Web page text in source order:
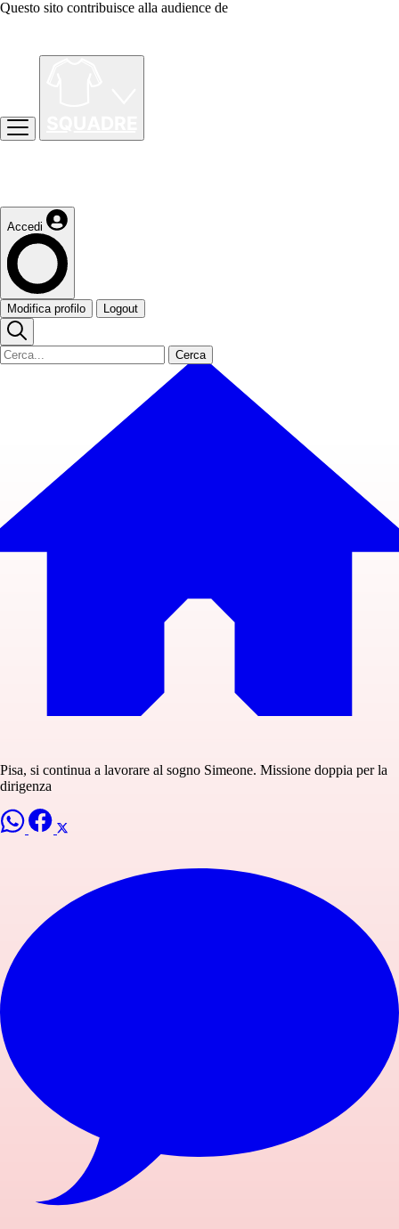
Questo sito contribuisce alla audience de
Accedi
Modifica profilo Logout
Cerca
Pisa, si continua a lavorare al sogno Simeone. Missione doppia per la
dirigenza